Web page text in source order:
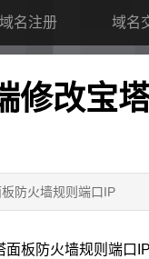
域名注册 域名
修改宝
防火墙规则端口IP
板防火墙规则端口IP